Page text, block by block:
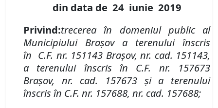
din data de 24 iunie 2019
Privind:trecerea în domeniul public al
Municipiului Braşov a terenului înscris
în C.F. nr. 151143 Brașov, nr. cad. 151143,
a terenului înscris în C.F. nr. 157673
Brașov, nr. cad. 157673 și a terenului
înscris în C.F. nr. 157688, nr. cad. 157688;